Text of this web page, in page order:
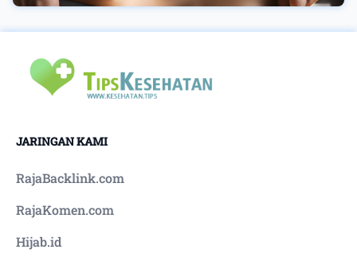
JARINGAN KAMI
RajaBacklink.com
RajaKomen.com
Hijab.id